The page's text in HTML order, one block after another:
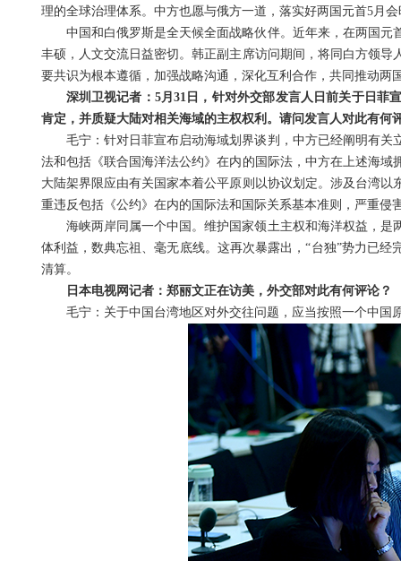
理的全球治理体系。中方也愿与俄方一道，落实好两国元首5月
中国和白俄罗斯是全天候全面战略伙伴。近年来，在两国
丰硕，人文交流日益密切。韩正副主席访问期间，将同白方领
要共识为根本遵循，加强战略沟通，深化互利合作，共同推动两
深圳卫视记者：5月31日，针对外交部发言人日前关于日菲
肯定，并质疑大陆对相关海域的主权权利。请问发言人对此有何
毛宁：针对日菲宣布启动海域划界谈判，中方已经阐明有
法和包括《联合国海洋法公约》在内的国际法，中方在上述海
大陆架界限应由有关国家本着公平原则以协议划定。涉及台湾
重违反包括《公约》在内的国际法和国际关系基本准则，严重侵
海峡两岸同属一个中国。维护国家领土主权和海洋权益，
体利益，数典忘祖、毫无底线。这再次暴露出，“台独”势力已
清算。
日本电视网记者：郑丽文正在访美，外交部对此有何评论？
毛宁：关于中国台湾地区对外交往问题，应当按照一个中国